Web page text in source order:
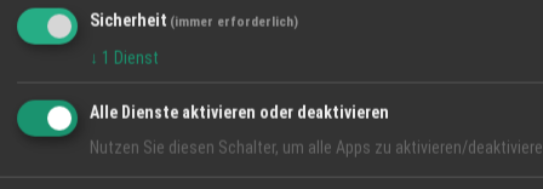
VIDEO-TIPP
Sicherheit (immer erforderlich)
↓ 1 Dienst
Alle Dienste aktivieren oder deaktivieren
Nutzen Sie diesen Schalter, um alle Apps zu aktivieren/